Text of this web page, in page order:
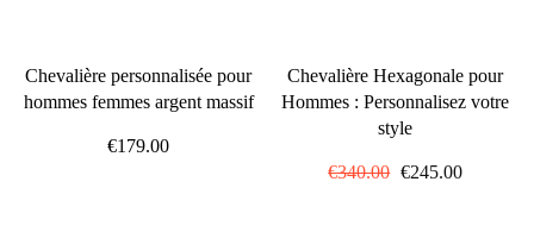
Chevalière personnalisée pour
hommes femmes argent massif
€179.00
Chevalière Hexagonale pour
Hommes : Personnalisez votre
style
Prix
€340.00 Prix
€245.00